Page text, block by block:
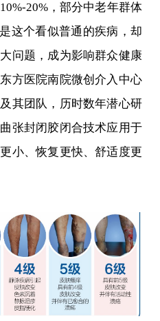
10%-20%，部分中老年群体
这个看似普通的疾病，却
问题，成为影响群众健康
方医院南院微创介入中心
其团队，历时数年潜心研
张封闭胶闭合技术应用于
小、恢复更快、舒适度更